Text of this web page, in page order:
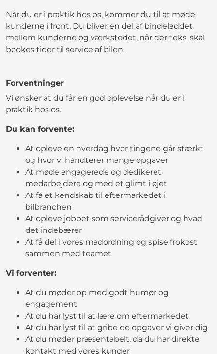
Når du er i praktik hos os, kommer du til at møde
kunderne i front. Du bliver en del af bindeleddet
mellem kunderne og værkstedet, når der f.eks. skal
bookes tider til service af bilen.
Forventninger
Vi ønsker at du får en god oplevelse når du er i
praktik hos os.
Du kan forvente:
At opleve en hverdag hvor tingene går stærkt
og hvor vi håndterer mange opgaver
At møde engagerede og dedikeret
medarbejdere og med et glimt i øjet
At få et kendskab til eftermarkedet i
bilbranchen
At opleve jobbet som servicerådgiver og hvad
det indebærer
At få del i vores madordning og spise frokost
sammen med teamet
Vi forventer:
At du møder op med godt humør og
engagement
At du har lyst til at lære om eftermarkedet
At du har lyst til at gribe de opgaver vi giver dig
At du møder præsentabelt, da du har direkte
kontakt med vores kunder